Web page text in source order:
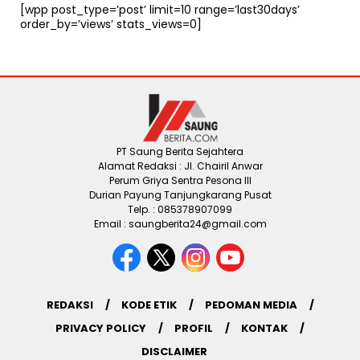
[wpp post_type=’post’ limit=10 range=’last30days’
order_by=’views’ stats_views=0]
PT Saung Berita Sejahtera
Alamat Redaksi : Jl. Chairil Anwar
Perum Griya Sentra Pesona III
Durian Payung Tanjungkarang Pusat
Telp. : 085378907099
Email : saungberita24@gmail.com
REDAKSI KODE ETIK
PEDOMAN MEDIA
PRIVACY POLICY
PROFIL
KONTAK
DISCLAIMER